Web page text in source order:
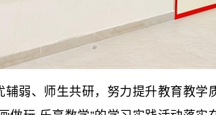
、师生共研，努力提升教育教学